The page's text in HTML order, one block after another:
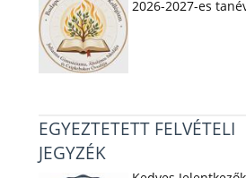
2026-2027-es
EGYEZTETETT FELVÉTELI
JEGYZÉK